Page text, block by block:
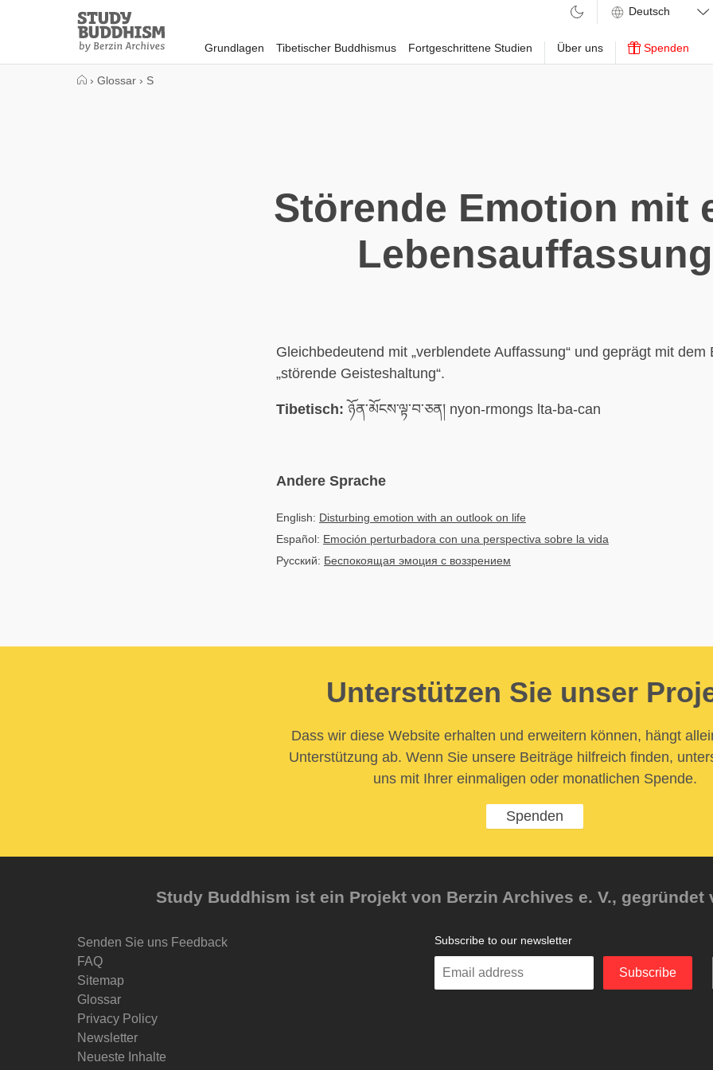
Study
Buddhism
Home
Grundlagen Tibetischer Buddhismus Fortgeschrittene Studien Über uns Spenden
› Glossar › S
Störende Emotion mit
Lebensauffassung
Gleichbedeutend mit „verblendete Auffassung“ und geprägt mit dem
„störende Geisteshaltung“.
Tibetisch: ཉོན་མོངས་ལྟ་བ་ཅན། nyon-rmongs lta-ba-can
Andere Sprache
English: Disturbing emotion with an outlook on life
Español: Emoción perturbadora con una perspectiva sobre la vida
Русский: Беспокоящая эмоция с воззрением
Unterstützen Sie unser
Dass wir diese Website erhalten und erweitern können, hängt
Unterstützung ab. Wenn Sie unsere Beiträge hilfreich finden,
uns mit Ihrer einmaligen oder monatlichen Spende.
Spenden
Study Buddhism ist ein Projekt von Berzin Archives e. V., gegründet
Senden Sie uns Feedback
FAQ
Sitemap
Glossar
Privacy Policy
Newsletter
Neueste Inhalte
Subscribe to our newsletter
Enter
Subscribe